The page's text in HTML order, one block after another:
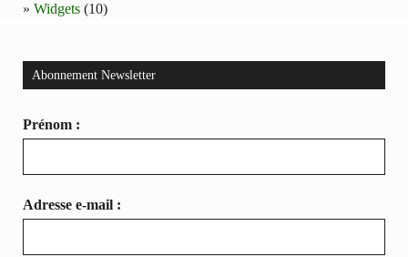
Widgets (10)
Abonnement Newsletter
Prénom :
Adresse e-mail :